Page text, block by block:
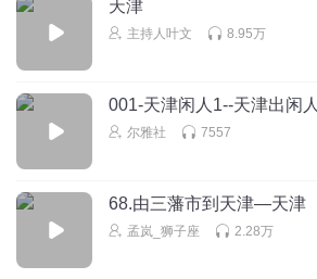
天津
主持人叶文 8.95万
001-天津闲人1--天津出闲人
尔雅社 7557
68.由三藩市到天津—天津
孟岚_狮子座 2.28万